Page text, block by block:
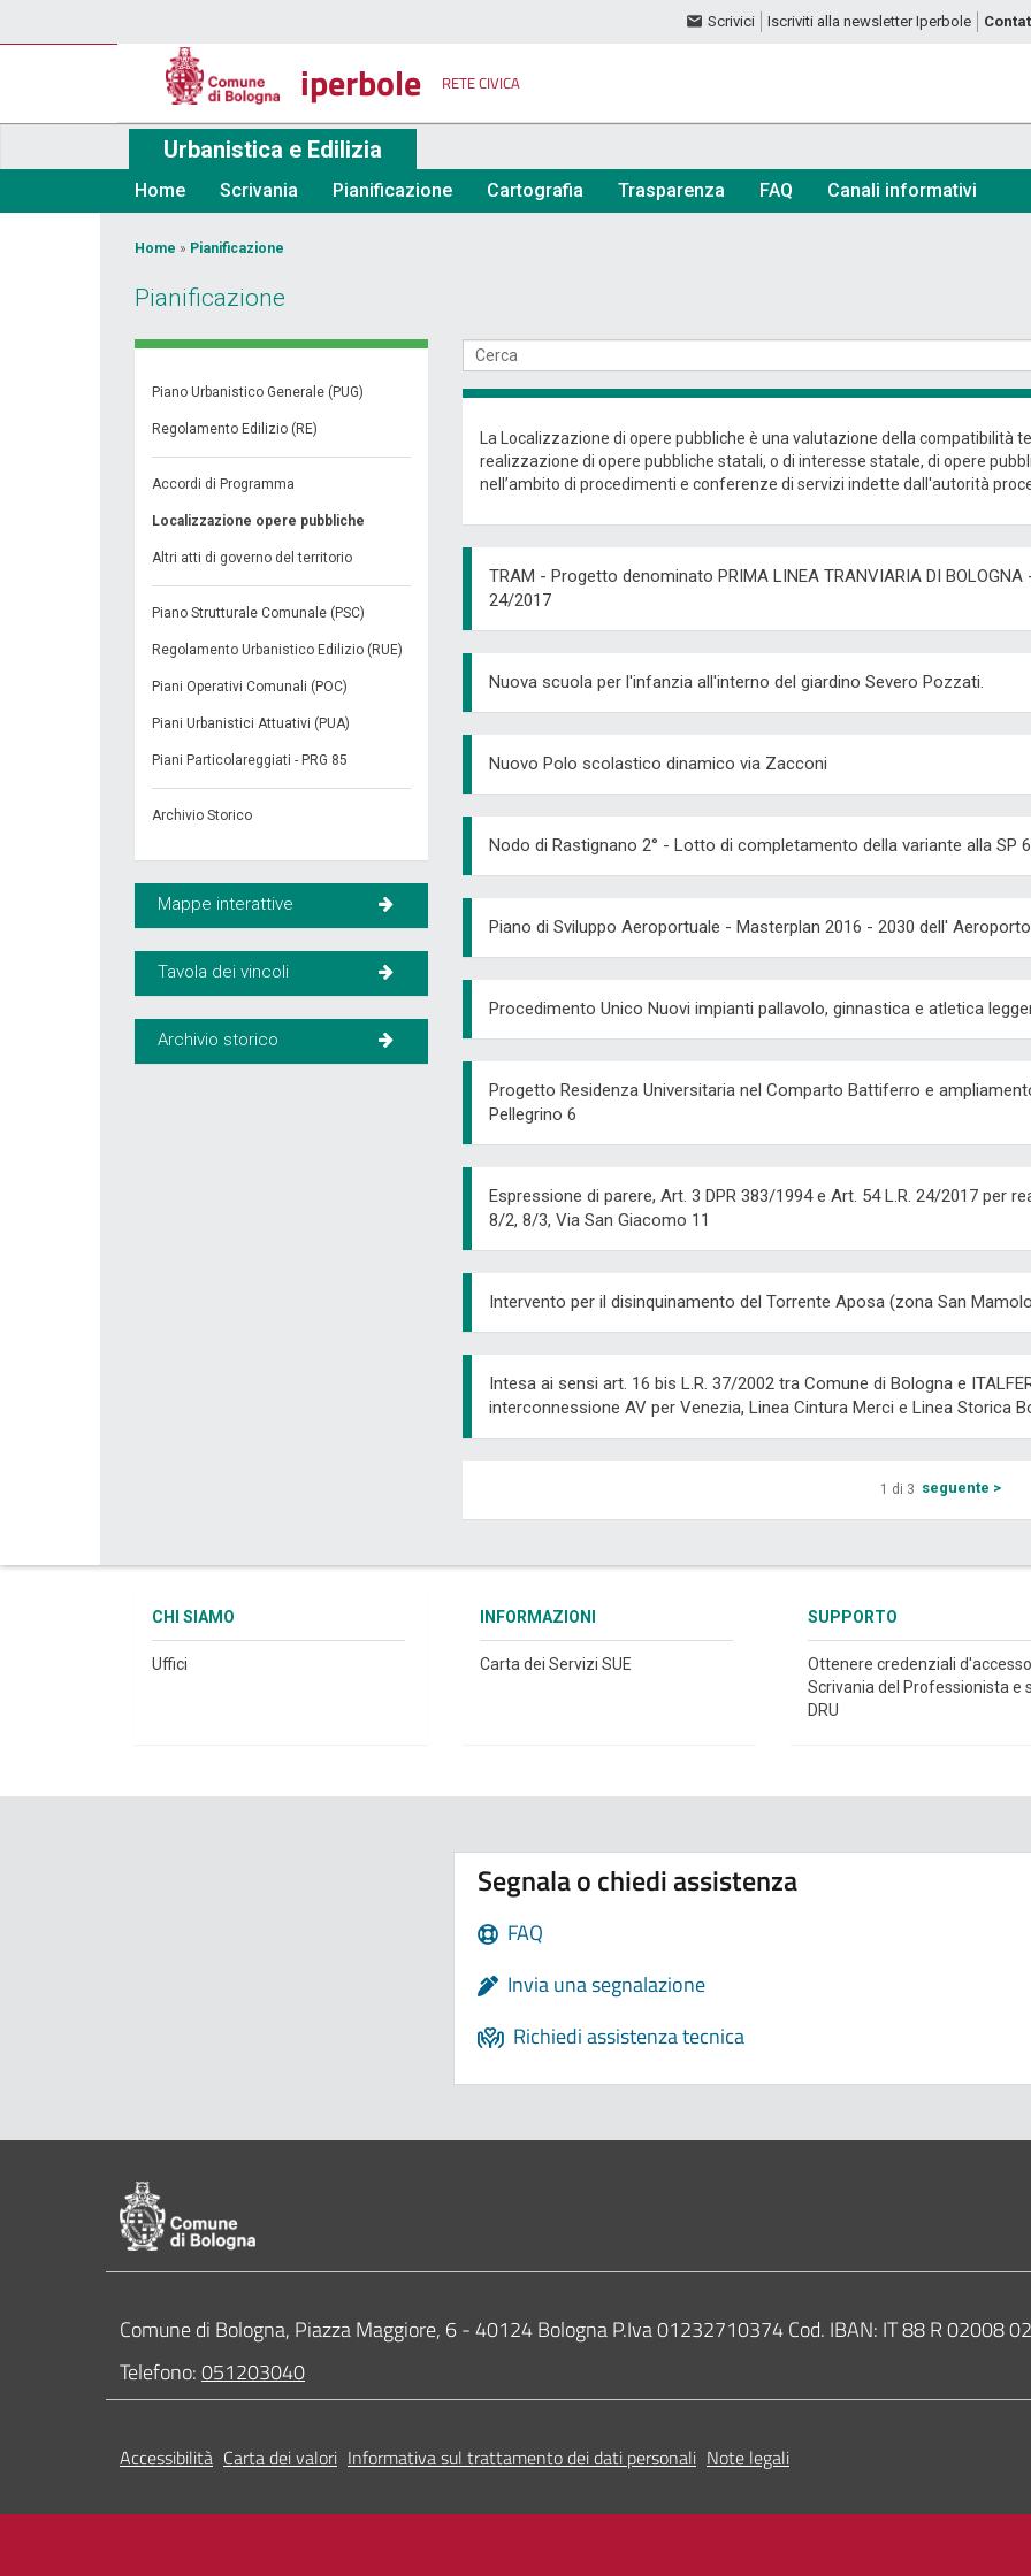
Scrivici Iscriviti alla newsletter Iperbole
iperbole RETE CIVICA
Urbanistica e Edilizia
Home Scrivania Pianificazione Cartografia Trasparenza FAQ Canali informativi
Tu
sei
Home » Pianificazione
Pianificazione
Piano Urbanistico Generale (PUG)
Regolamento Edilizio (RE)
Accordi di Programma
Localizzazione opere pubbliche
Altri atti di governo del territorio
Piano Strutturale Comunale (PSC)
Regolamento Urbanistico Edilizio (RUE)
Piani Operativi Comunali (POC)
Piani Urbanistici Attuativi (PUA)
Piani Particolareggiati - PRG 85
Archivio Storico
Mappe interattive
Tavola dei vincoli
Archivio storico
La Localizzazione di opere pubbliche è una valutazione della compatibilità
realizzazione di opere pubbliche statali, o di interesse statale, di opere
nell’ambito di procedimenti e conferenze di servizi indette dall'autorità
TRAM - Progetto denominato PRIMA LINEA TRANVIARIA DI
24/2017
Nuova scuola per l'infanzia all'interno del giardino Severo Pozzati.
Nuovo Polo scolastico dinamico via Zacconi
Nodo di Rastignano 2° - Lotto di completamento della variante alla SP
Piano di Sviluppo Aeroportuale - Masterplan 2016 - 2030 dell'
Procedimento Unico Nuovi impianti pallavolo, ginnastica e atletica
Progetto Residenza Universitaria nel Comparto Battiferro e
Pellegrino 6
Espressione di parere, Art. 3 DPR 383/1994 e Art. 54 L.R. 24/2017 per
8/2, 8/3, Via San Giacomo 11
Intervento per il disinquinamento del Torrente Aposa (zona San
Intesa ai sensi art. 16 bis L.R. 37/2002 tra Comune di Bologna e
interconnessione AV per Venezia, Linea Cintura Merci e Linea Storica
1 di 3 seguente >
CHI SIAMO
Uffici
INFORMAZIONI
Carta dei Servizi SUE
SUPPORTO
Ottenere credenziali
Scrivania del Professionista e
DRU
Segnala o chiedi assistenza
FAQ
Invia una segnalazione
Richiedi assistenza tecnica
Pié di pagina di Comune di Bologna
Contatti
Comune di Bologna, Piazza Maggiore, 6 - 40124 Bologna P.Iva 01232710374 Cod. IBAN: IT 88 R 02008
Telefono:051203040
Accessibilità Carta dei valori Informativa sul trattamento dei dati personali Note legali